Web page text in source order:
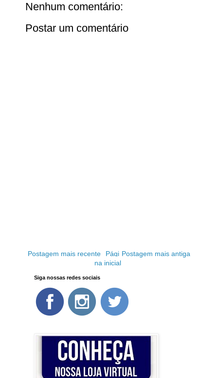
Nenhum comentário:
Postar um comentário
Postagem mais recente Postagem mais antiga
Pági
na inicial
Siga nossas redes sociais